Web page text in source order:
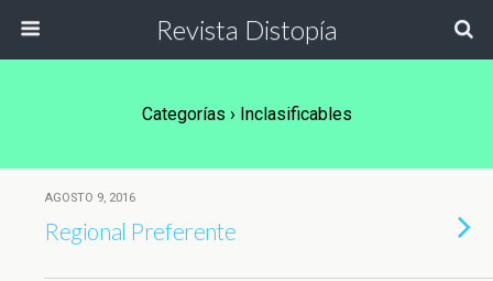
Revista Distopía
Categorías › Inclasificables
AGOSTO 9, 2016
Regional Preferente